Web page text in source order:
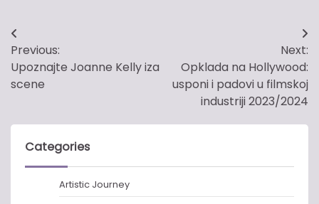
Post
navigation
Previous:
Upoznajte Joanne Kelly iza
scene
Next:
Opklada na Hollywood:
usponi i padovi u filmskoj
industriji 2023/2024
Categories
Artistic Journey